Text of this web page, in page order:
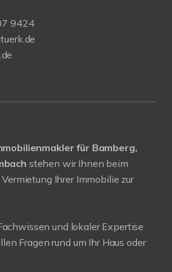
9424
für Bamberg,
stehen wir Ihnen beim
Ihrer Immobilie zur
und lokaler Expertise
Fragen rund um Ihr Haus oder